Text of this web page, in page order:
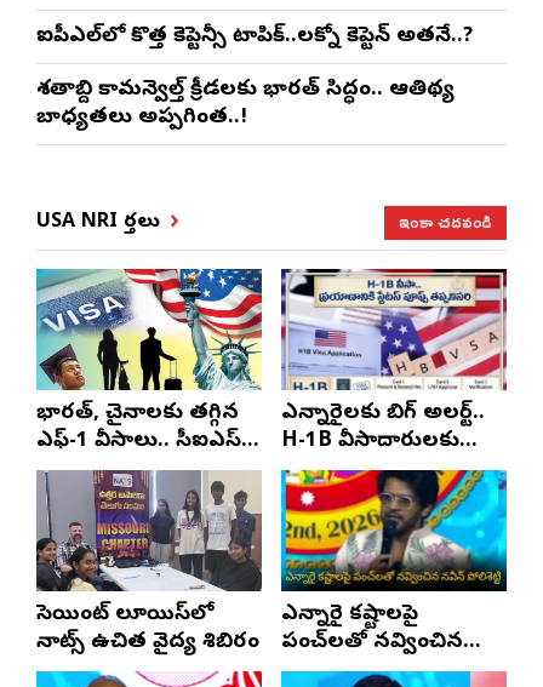
ఐపీఎల్‌లో కొత్త కెప్టెన్సీ టాపిక్..లక్నో కెప్టెన్ అతనే..?
శతాబ్ది కామన్వెల్త్ క్రీడలకు భారత్ సిద్ధం.. ఆతిథ్య
బాధ్యతలు అప్పగింత..!
USA NRI వార్తలు ఇంకా చదవండి
భారత్, చైనాలకు తగ్గిన
ఎఫ్-1 వీసాలు.. సీఐఎస్
నివేదిక..!
ఎన్నారైలకు బిగ్ అలర్ట్..
H-1B వీసాదారులకు
ప్రయాణ సమయంలో
స్టేటస్ ప్రూఫ్స్ తప్పనిసరి..!
సెయింట్ లూయిస్‌లో
నాట్స్ ఉచిత వైద్య శిబిరం
ఎన్నారై కష్టాలపై
పంచ్‌లతో నవ్వించిన
నవీన్ పోలిశెట్టి